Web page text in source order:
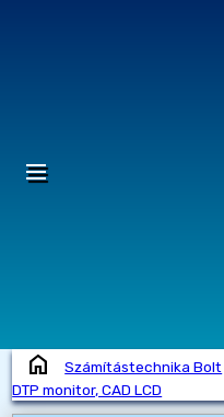
dehaze
home Számítástechnika Bolt
DTP monitor, CAD LCD